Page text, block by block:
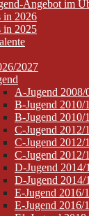
Angebot im
in 2026
in 2025
2027
A-Jugend 2008/
B-Jugend 2010/
B-Jugend 2010/
C-Jugend 2012/
C-Jugend
C-Jugend 2012/
D-Jugend
D-Jugend 2014/
E-Jugend 2016/
E-Jugend 2016/